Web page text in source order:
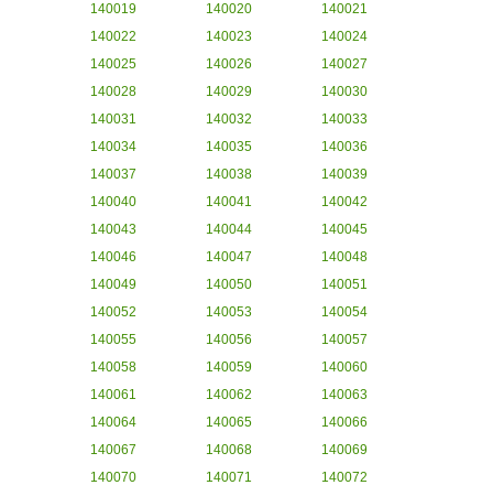
140019
140020
140021
140022
140023
140024
140025
140026
140027
140028
140029
140030
140031
140032
140033
140034
140035
140036
140037
140038
140039
140040
140041
140042
140043
140044
140045
140046
140047
140048
140049
140050
140051
140052
140053
140054
140055
140056
140057
140058
140059
140060
140061
140062
140063
140064
140065
140066
140067
140068
140069
140070
140071
140072